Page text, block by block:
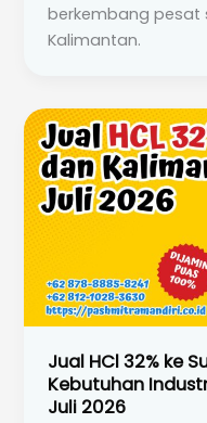
berkembang pesat
Kalimantan.
Jual HCl 32% ke
Kebutuhan
Juli 2026